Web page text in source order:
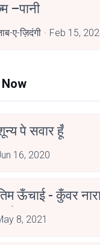
–पानी
ए-ज़िदंगी Feb 15,
पे सवार हूँ
16, 2020
ऊँचाई - कुँवर
8, 2021